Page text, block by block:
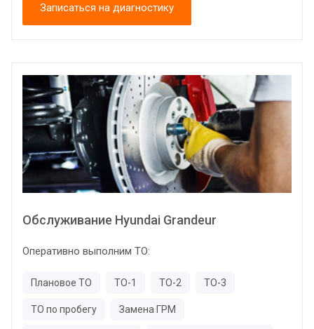
Записаться на диагностику
Обслуживание Hyundai Grandeur
Оперативно выполним ТО:
Плановое ТО ТО-1 ТО-2 ТО-3
ТО по пробегу Замена ГРМ